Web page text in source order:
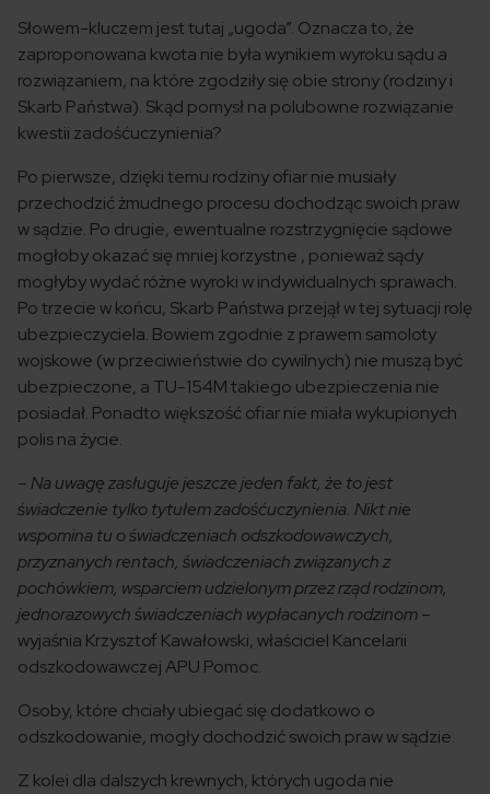
Słowem-kluczem jest tutaj „ugoda”. Oznacza to, że
zaproponowana kwota nie była wynikiem wyroku sądu a
rozwiązaniem, na które zgodziły się obie strony (rodziny i
Skarb Państwa). Skąd pomysł na polubowne rozwiązanie
kwestii zadośćuczynienia?
Po pierwsze, dzięki temu rodziny ofiar nie musiały
przechodzić żmudnego procesu dochodząc swoich praw
w sądzie. Po drugie, ewentualne rozstrzygnięcie sądowe
mogłoby okazać się mniej korzystne , ponieważ sądy
mogłyby wydać różne wyroki w indywidualnych sprawach.
Po trzecie w końcu, Skarb Państwa przejął w tej sytuacji rolę
ubezpieczyciela. Bowiem zgodnie z prawem samoloty
wojskowe (w przeciwieństwie do cywilnych) nie muszą być
ubezpieczone, a TU-154M takiego ubezpieczenia nie
posiadał. Ponadto większość ofiar nie miała wykupionych
polis na życie.
– Na uwagę zasługuje jeszcze jeden fakt, że to jest
świadczenie tylko tytułem zadośćuczynienia. Nikt nie
wspomina tu o świadczeniach odszkodowawczych,
przyznanych rentach, świadczeniach związanych z
pochówkiem, wsparciem udzielonym przez rząd rodzinom,
jednorazowych świadczeniach wypłacanych rodzinom–
wyjaśnia Krzysztof Kawałowski, właściciel Kancelarii
odszkodowawczej APU Pomoc.
Osoby, które chciały ubiegać się dodatkowo o
odszkodowanie, mogły dochodzić swoich praw w sądzie.
Z kolei dla dalszych krewnych, których ugoda nie